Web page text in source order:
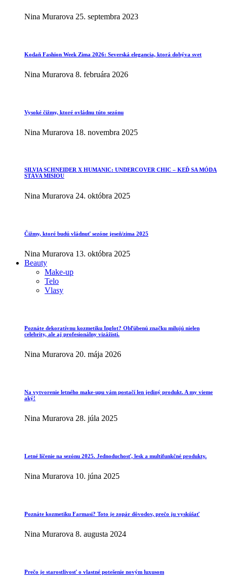
Nina Murarova 25. septembra 2023
Kodaň Fashion Week Zima 2026: Severská elegancia, ktorá dobýva svet
Nina Murarova 8. februára 2026
Vysoké čižmy, ktoré ovládnu túto sezónu
Nina Murarova 18. novembra 2025
SILVIA SCHNEIDER X HUMANIC: UNDERCOVER CHIC – KEĎ SA MÓDA
STÁVA MISIOU
Nina Murarova 24. októbra 2025
Čižmy, ktoré budú vládnuť sezóne jeseň/zima 2025
Nina Murarova 13. októbra 2025
Beauty
Make-up
Telo
Vlasy
Poznáte dekoratívnu kozmetiku Inglot? Obľúbenú značku milujú nielen
celebrity, ale aj profesionálny vizážisti.
Nina Murarova 20. mája 2026
Na vytvorenie letného make-upu vám postačí len jediný produkt. A my vieme
aký!
Nina Murarova 28. júla 2025
Letné líčenie na sezónu 2025. Jednoduchosť, lesk a multifunkčné produkty.
Nina Murarova 10. júna 2025
Poznáte kozmetiku Farmasi? Toto je zopár dôvodov, prečo ju vyskúšať
Nina Murarova 8. augusta 2024
Prečo je starostlivosť o vlastné potešenie novým luxusom